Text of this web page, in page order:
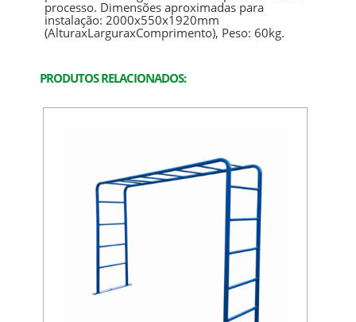
processo. Dimensões aproximadas para
instalação: 2000x550x1920mm
(AlturaxLarguraxComprimento), Peso: 60kg.
PRODUTOS RELACIONADOS: